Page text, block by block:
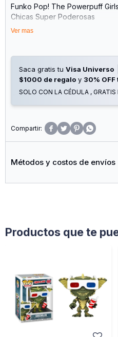
Funko Pop! The Powerpuff
Chicas Super Poderosas
Ver mas
Saca gratis tu Visa Universo
$1000 de regalo y 30%
SOLO CON LA CÉDULA , GRATIS
   
Métodos y costos de envíos
Productos que te